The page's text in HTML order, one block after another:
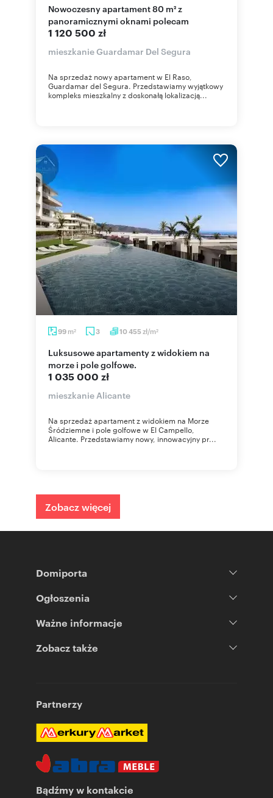
Nowoczesny apartament 80 m² z
panoramicznymi oknami polecam
1 120 500 zł
mieszkanie Guardamar Del Segura
Na sprzedaż nowy apartament w El Raso,
Guardamar del Segura. Przedstawiamy wyjątkowy
kompleks mieszkalny z doskonałą lokalizacją...
99 m2 3 10 455 zł/m2
Luksusowe apartamenty z widokiem na
morze i pole golfowe.
1 035 000 zł
mieszkanie Alicante
Na sprzedaż apartament z widokiem na Morze
Śródziemne i pole golfowe w El Campello,
Alicante. Przedstawiamy nowy, innowacyjny pr...
Zobacz więcej
Domiporta
Ogłoszenia
Ważne informacje
Zobacz także
Partnerzy
Bądźmy w kontakcie